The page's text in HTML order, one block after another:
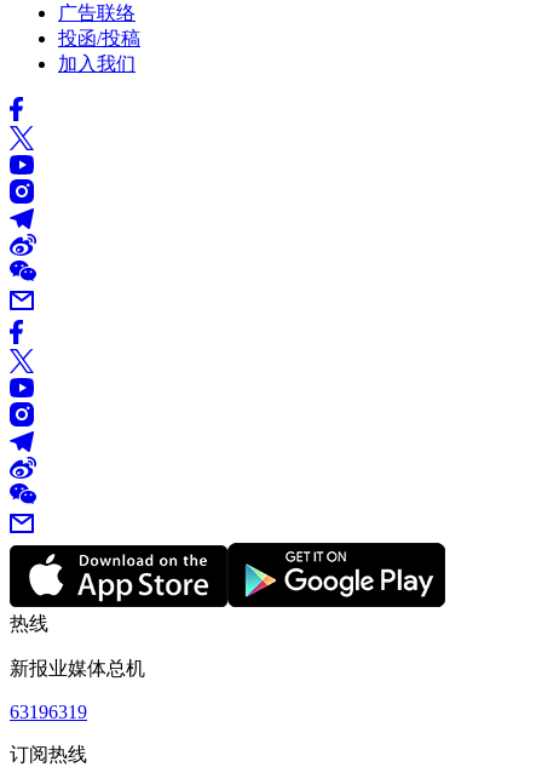
广告联络
投函/投稿
加入我们
热线
新报业媒体总机
63196319
订阅热线